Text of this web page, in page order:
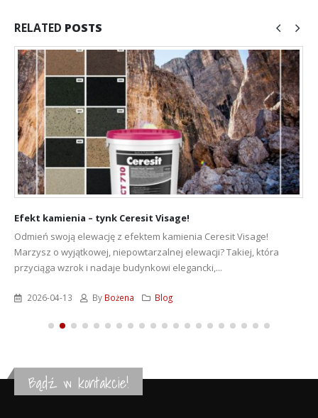
RELATED POSTS
Efekt kamienia – tynk Ceresit Visage!
Odmień swoją elewację z efektem kamienia Ceresit Visage!
Marzysz o wyjątkowej, niepowtarzalnej elewacji? Takiej, która
przyciąga wzrok i nadaje budynkowi elegancki,...
2026-04-13 By Bożena Blog
Bądź w kontakcie!